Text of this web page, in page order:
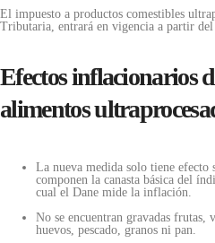
El impuesto a productos comestibles
Tributaria, entrará en vigencia a partir
Efectos inflacionarios
alimentos
La nueva medida solo tiene efecto
componen la canasta básica del
cual el Dane mide la inflación.
No se encuentran gravadas frutas,
huevos, pescado, granos ni pan.